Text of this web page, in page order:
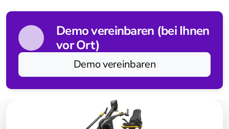
Demo vereinbaren (bei Ihnen
vor Ort)
Demo vereinbaren
Tover
Tovertafel